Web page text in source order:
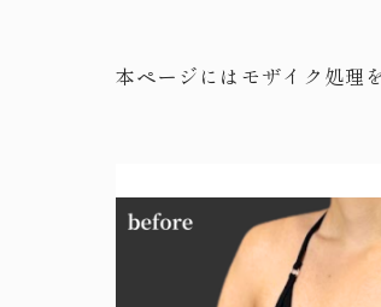
本ページにはモザイク処理